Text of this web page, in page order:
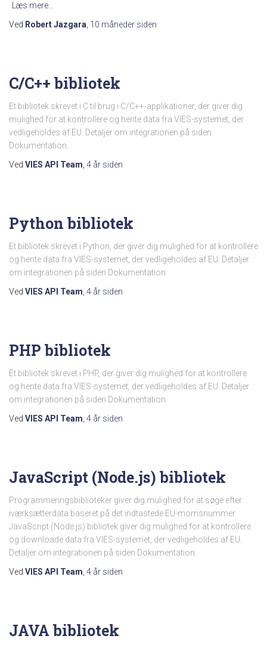
Læs mere…
Ved Robert Jazgara 10 måneder siden
C/C++ bibliotek
Et bibliotek skrevet i C til brug i C/C++-applikationer, der giver dig
mulighed for at kontrollere og hente data fra VIES-systemet, der
vedligeholdes af EU. Detaljer om integrationen på siden
Dokumentation.
Ved VIES API Team 4 år siden
Python bibliotek
Et bibliotek skrevet i Python, der giver dig mulighed for at kontrollere
og hente data fra VIES-systemet, der vedligeholdes af EU. Detaljer
om integrationen på siden Dokumentation.
Ved VIES API Team 4 år siden
PHP bibliotek
Et bibliotek skrevet i PHP, der giver dig mulighed for at kontrollere
og hente data fra VIES-systemet, der vedligeholdes af EU. Detaljer
om integrationen på siden Dokumentation.
Ved VIES API Team 4 år siden
JavaScript (Node.js) bibliotek
Programmeringsbiblioteker giver dig mulighed for at søge efter
iværksætterdata baseret på det indtastede EU-momsnummer.
JavaScript (Node.js) bibliotek giver dig mulighed for at kontrollere
og downloade data fra VIES-systemet, der vedligeholdes af EU.
Detaljer om integrationen på siden Dokumentation.
Ved VIES API Team 4 år siden
JAVA bibliotek